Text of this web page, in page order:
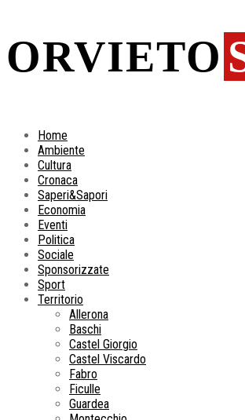
ORVIETO
Home
Ambiente
Cultura
Cronaca
Saperi&Sapori
Economia
Eventi
Politica
Sociale
Sponsorizzate
Sport
Territorio
Allerona
Baschi
Castel Giorgio
Castel Viscardo
Fabro
Ficulle
Guardea